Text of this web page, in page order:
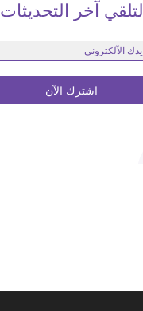
لتلقي آخر التحديثات